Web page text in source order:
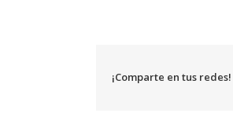
¡Comparte en tus redes!